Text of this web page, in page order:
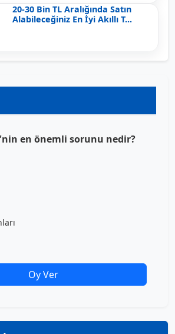
20-30 Bin TL Aralığında Satın
Alabileceğiniz En İyi Akıllı T...
en önemli sorunu nedir?
Oy Ver